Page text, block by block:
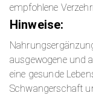
empfohlene
Hinweise:
ausgewogene und
eine gesunde
Schwangerschaft